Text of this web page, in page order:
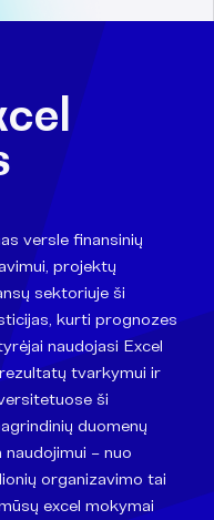
versle finansinių
projektų
sektoriuje ši
kurti prognozes
naudojasi Excel
tvarkymui ir
ši
duomenų
– nuo
organizavimo tai
excel mokymai